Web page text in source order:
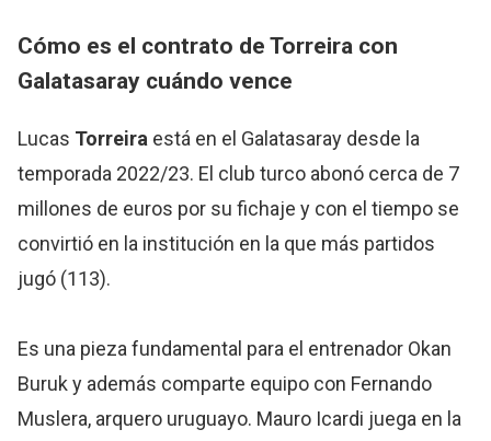
Cómo es el contrato de Torreira con
Galatasaray cuándo vence
Lucas Torreira está en el Galatasaray desde la
temporada 2022/23. El club turco abonó cerca de 7
millones de euros por su fichaje y con el tiempo se
convirtió en la institución en la que más partidos
jugó (113).
Es una pieza fundamental para el entrenador Okan
Buruk y además comparte equipo con Fernando
Muslera, arquero uruguayo. Mauro Icardi juega en la